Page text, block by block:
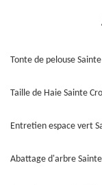
Tonte de pelouse
Taille de Haie Sainte
Entretien espace vert
Abattage d'arbre